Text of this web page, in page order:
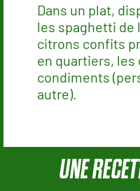
Dans un plat,
les spaghetti de
citrons confits
en quartiers, les
condiments
autre).
UNE